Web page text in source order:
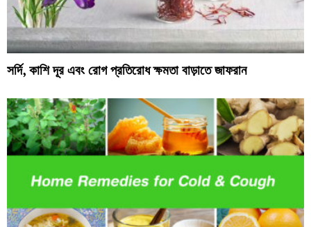
সর্দি, কাশি দূর এবং রোগ প্রতিরোধ ক্ষমতা বাড়াতে জাফরান